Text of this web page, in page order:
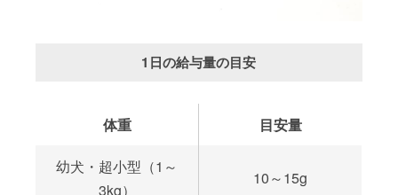
1日の給与量の目安
体重 目安量
幼犬・超小型（1～
3kg）
10～15g